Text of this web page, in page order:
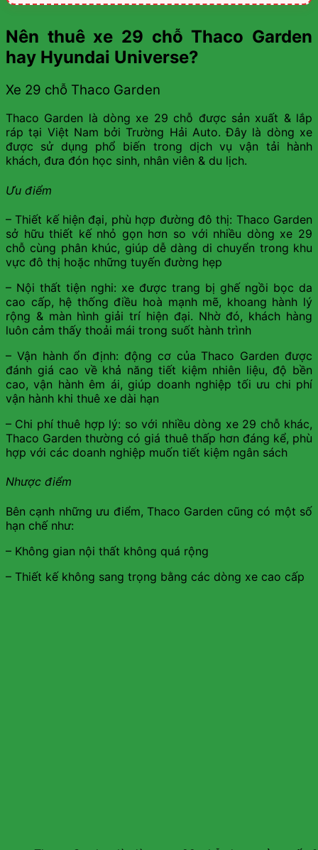
Nên thuê xe 29 chỗ Thaco Garden
hay Hyundai Universe?
Xe 29 chỗ Thaco Garden
Thaco Garden là dòng xe 29 chỗ được sản xuất & lắp
ráp tại Việt Nam bởi Trường Hải Auto. Đây là dòng xe
được sử dụng phổ biến trong dịch vụ vận tải hành
khách, đưa đón học sinh, nhân viên & du lịch.
Ưu điểm
– Thiết kế hiện đại, phù hợp đường đô thị: Thaco Garden
sở hữu thiết kế nhỏ gọn hơn so với nhiều dòng xe 29
chỗ cùng phân khúc, giúp dễ dàng di chuyển trong khu
vực đô thị hoặc những tuyến đường hẹp
– Nội thất tiện nghi: xe được trang bị ghế ngồi bọc da
cao cấp, hệ thống điều hoà mạnh mẽ, khoang hành lý
rộng & màn hình giải trí hiện đại. Nhờ đó, khách hàng
luôn cảm thấy thoải mái trong suốt hành trình
– Vận hành ổn định: động cơ của Thaco Garden được
đánh giá cao về khả năng tiết kiệm nhiên liệu, độ bền
cao, vận hành êm ái, giúp doanh nghiệp tối ưu chi phí
vận hành khi thuê xe dài hạn
– Chi phí thuê hợp lý: so với nhiều dòng xe 29 chỗ khác,
Thaco Garden thường có giá thuê thấp hơn đáng kể, phù
hợp với các doanh nghiệp muốn tiết kiệm ngân sách
Nhược điểm
Bên cạnh những ưu điểm, Thaco Garden cũng có một số
hạn chế như:
– Không gian nội thất không quá rộng
– Thiết kế không sang trọng bằng các dòng xe cao cấp